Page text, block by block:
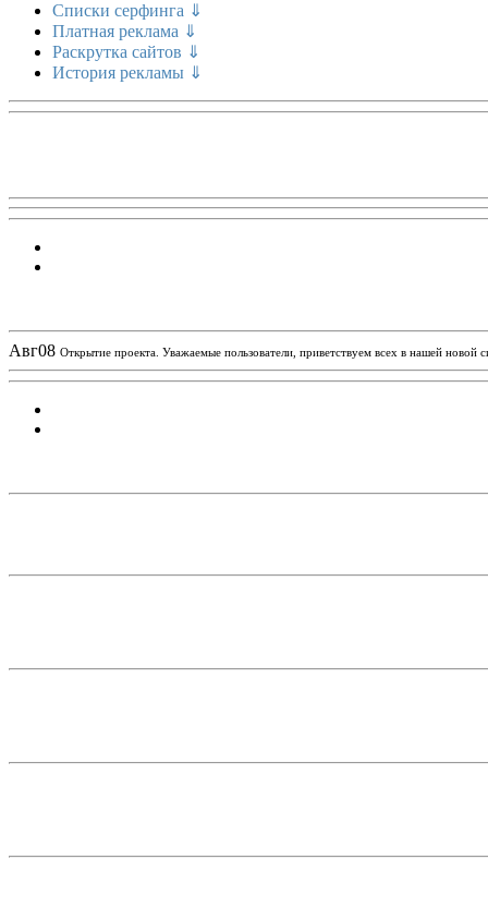
Списки серфинга ⇓
Платная реклама ⇓
Раскрутка сайтов ⇓
История рекламы ⇓
Авг08 Открытие проекта. Уважаемые пользователи, приветствуем всех в нашей новой